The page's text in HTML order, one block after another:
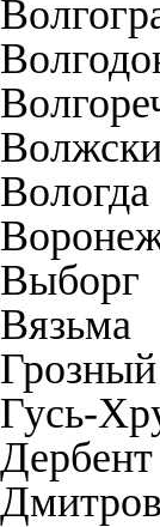
Вологда
Выборг
Вязьма
Грозный
Гусь-
Дербент
Дмитров